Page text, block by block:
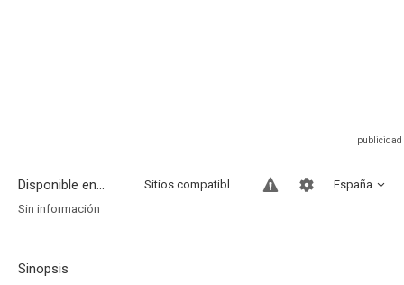
Disponible en... España
Sitios compatibles
Sin información
Sinopsis